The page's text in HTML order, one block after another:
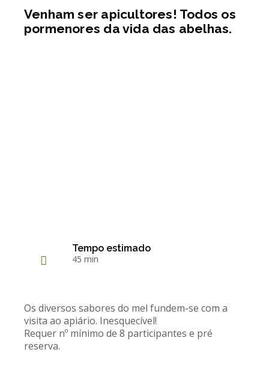
Venham ser apicultores! Todos os
pormenores da vida das abelhas.
Tempo estimado
45 min
Os diversos sabores do mel fundem-se com a
visita ao apiário. Inesquecível!
Requer nº mínimo de 8 participantes e pré
reserva.